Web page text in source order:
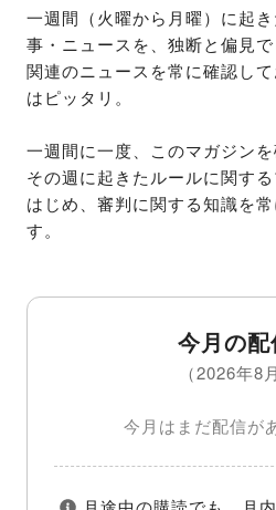
一週間（火曜から月曜）に起
事・ニュースを、独断と偏見
関連のニュースを常に確認し
はピッタリ。
一週間に一度、このマガジンを
その週に起きたルールに関す
はじめ、審判に関する知識を
す。
今月の
（2026年8
今月はまだ配信が